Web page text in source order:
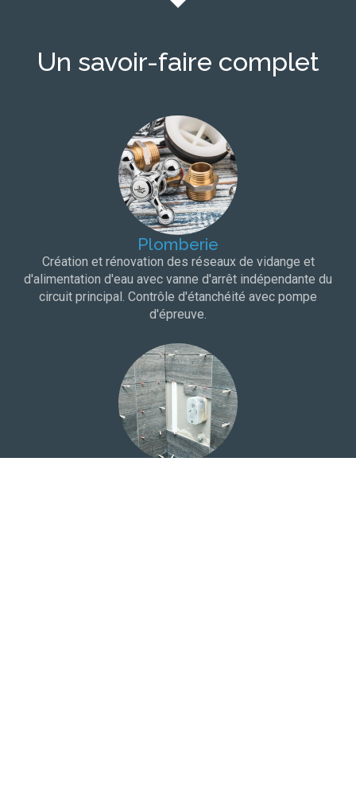
Un savoir-faire complet
Plomberie
Création et rénovation des réseaux de vidange et
d'alimentation d'eau avec vanne d'arrêt indépendante du
circuit principal. Contrôle d'étanchéité avec pompe
d'épreuve.